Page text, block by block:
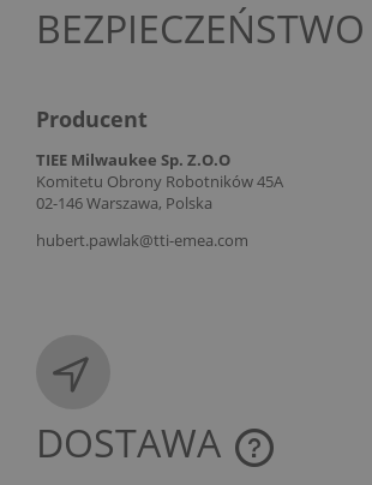
BEZPIECZEŃSTWO
Producent
TIEE Milwaukee Sp. Z.O.O
Komitetu Obrony Robotników 45A
02-146 Warszawa, Polska
hubert.pawlak@tti-emea.com
DOSTAWA
CENA NIE ZAWIERA EWENTUALNYCH